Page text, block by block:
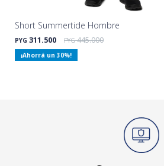
Short Summertide Hombre
PYG 311.500 PYG 445.000
30